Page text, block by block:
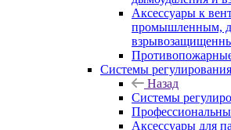
Аксессуары к
промышленным,
Системы
Назад
Системы
Аксессуары для